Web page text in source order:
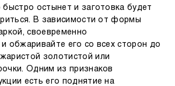
быстро остынет и заготовка будет
В зависимости от формы
своевременно
обжаривайте его со всех сторон до
золотистой или
Одним из признаков
есть его поднятие на